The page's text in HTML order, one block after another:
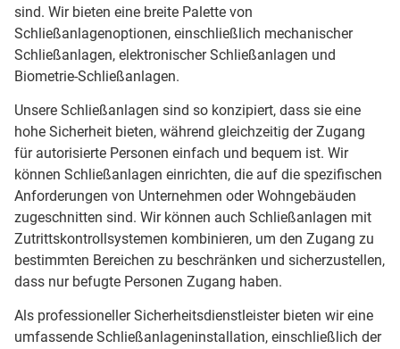
sind. Wir bieten eine breite Palette von
Schließanlagenoptionen, einschließlich mechanischer
Schließanlagen, elektronischer Schließanlagen und
Biometrie-Schließanlagen.
Unsere Schließanlagen sind so konzipiert, dass sie eine
hohe Sicherheit bieten, während gleichzeitig der Zugang
für autorisierte Personen einfach und bequem ist. Wir
können Schließanlagen einrichten, die auf die spezifischen
Anforderungen von Unternehmen oder Wohngebäuden
zugeschnitten sind. Wir können auch Schließanlagen mit
Zutrittskontrollsystemen kombinieren, um den Zugang zu
bestimmten Bereichen zu beschränken und sicherzustellen,
dass nur befugte Personen Zugang haben.
Als professioneller Sicherheitsdienstleister bieten wir eine
umfassende Schließanlageninstallation, einschließlich der